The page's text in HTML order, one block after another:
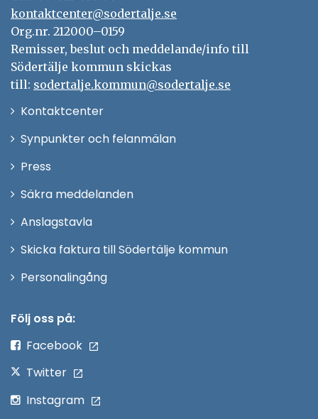
kontaktcenter@sodertalje.se
Org.nr. 212000–0159
Remisser, beslut och meddelande/info till
Södertälje kommun skickas
till: sodertalje.kommun@sodertalje.se
KontaktcenterÖppna
Synpunkter och felanmälan
Press
fönster
Säkra meddelanden
Anslagstavla
Skicka faktura till Södertälje kommun
PersonalingångÖppna
Följ oss på:
Facebook
Twitter
Instagram